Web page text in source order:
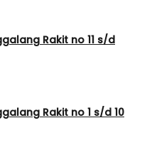
Rakit no 11 s/d
Rakit no 1 s/d 10